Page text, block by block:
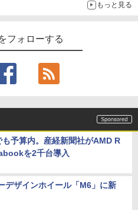
もっと見る
フォローする
も予算内。産経新聞社がAMD R
を2千台導入
デザインホイール「M6」に新